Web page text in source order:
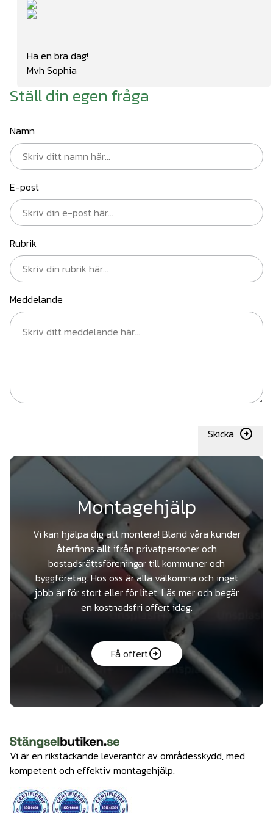
Ha en bra dag!
Mvh Sophia
Ställ din egen fråga
Namn
E-post
Rubrik
Meddelande
Skicka
Montagehjälp
Vi kan hjälpa dig att montera! Bland våra kunder
återfinns allt ifrån privatpersoner och
bostadsrättsföreningar till kommuner och
byggföretag. Hos oss är alla välkomna och inget
jobb är för stort eller för litet. Läs mer och begär
en kostnadsfri offert idag.
Få offert
Vi är en rikstäckande leverantör av områdesskydd, med
kompetent och effektiv montagehjälp.